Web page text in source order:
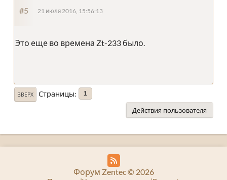
#5 21 июля 2016, 15:56:13
Это еще во времена Zt-233 было.
ВВЕРХ Страницы 1
Действия пользователя
Форум Zentec © 2026